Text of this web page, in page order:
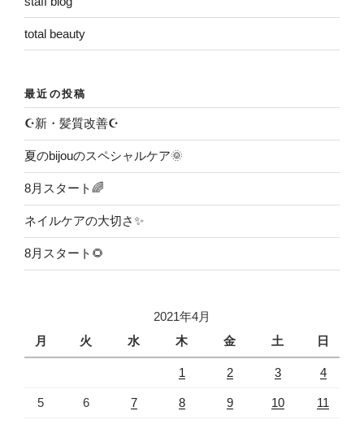
total beauty
最近の投稿
☪️新・髪質改善☪️
夏のbijouのスペシャルケア🌞
8月スタート🌈
ネイルケアの大切さ✨
8月スタート🌻
2021年4月
月
火 水 木 金 土 日
1 2 3 4
5 6 7 8 9 10 11